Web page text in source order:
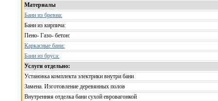
Материалы
Бани из бревна:
Бани из кирпича:
Пено- Газо- бетон:
Каркасные бани:
Бани из бруса:
Услуги отдельно:
Установка комплекта электрики внутри бани
Замена. Изготовление деревянных полов
Внутренняя отделка бани сухой евровагонкой